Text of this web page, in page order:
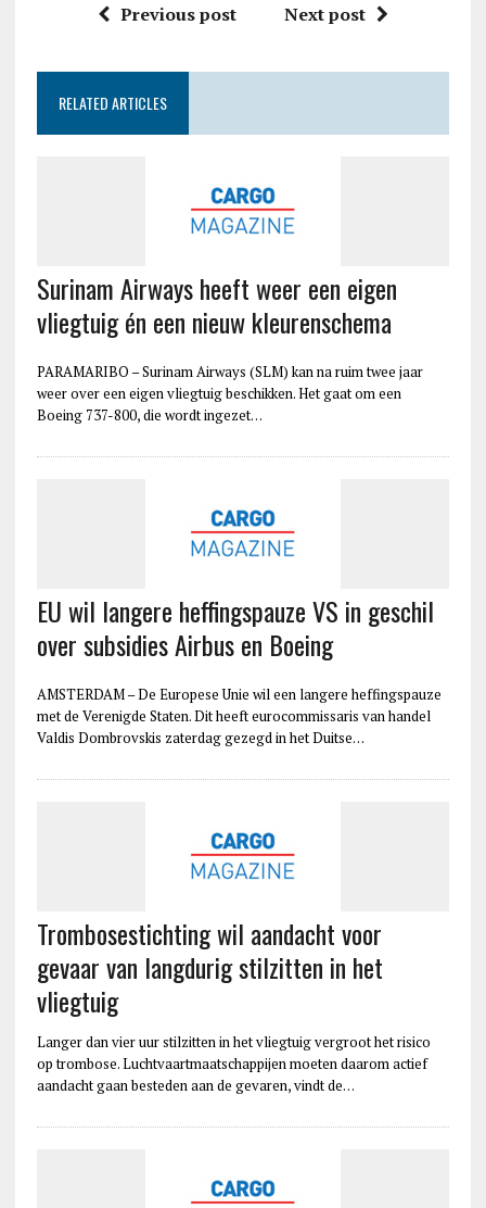
Previous post Next post
RELATED ARTICLES
Surinam Airways heeft weer een eigen
vliegtuig én een nieuw kleurenschema
PARAMARIBO – Surinam Airways (SLM) kan na ruim twee jaar
weer over een eigen vliegtuig beschikken. Het gaat om een
Boeing 737-800, die wordt ingezet…
EU wil langere heffingspauze VS in geschil
over subsidies Airbus en Boeing
AMSTERDAM – De Europese Unie wil een langere heffingspauze
met de Verenigde Staten. Dit heeft eurocommissaris van handel
Valdis Dombrovskis zaterdag gezegd in het Duitse…
Trombosestichting wil aandacht voor
gevaar van langdurig stilzitten in het
vliegtuig
Langer dan vier uur stilzitten in het vliegtuig vergroot het risico
op trombose. Luchtvaartmaatschappijen moeten daarom actief
aandacht gaan besteden aan de gevaren, vindt de…